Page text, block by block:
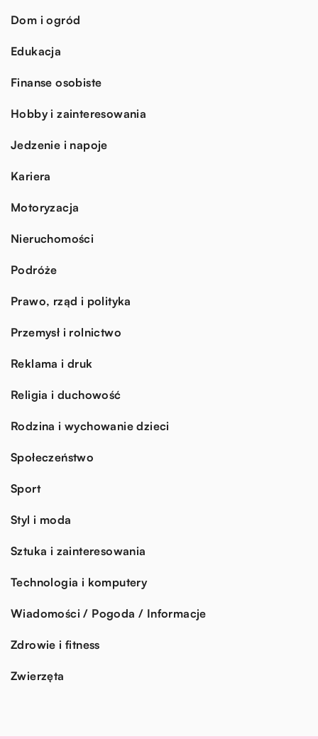
Dom i ogród
Edukacja
Finanse osobiste
Hobby i zainteresowania
Jedzenie i napoje
Kariera
Motoryzacja
Nieruchomości
Podróże
Prawo, rząd i polityka
Przemysł i rolnictwo
Reklama i druk
Religia i duchowość
Rodzina i wychowanie dzieci
Społeczeństwo
Sport
Styl i moda
Sztuka i zainteresowania
Technologia i komputery
Wiadomości / Pogoda / Informacje
Zdrowie i fitness
Zwierzęta